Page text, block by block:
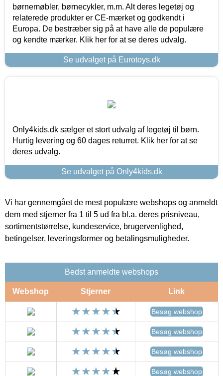
børnemøbler, børnecykler, m.m. Alt deres legetøj og
relaterede produkter er CE-mærket og godkendt i
Europa. De bestræber sig på at have alle de populære
og kendte mærker. Klik her for at se deres udvalg.
Se udvalget på Eurotoys.dk
Only4kids.dk sælger et stort udvalg af legetøj til børn.
Hurtig levering og 60 dages returret. Klik her for at se
deres udvalg.
Se udvalget på Only4kids.dk
Vi har gennemgået de mest populære webshops og anmeldt
dem med stjerner fra 1 til 5 ud fra bl.a. deres prisniveau,
sortimentstørrelse, kundeservice, brugervenlighed,
betingelser, leveringsformer og betalingsmuligheder.
Bedst anmeldte webshops
Webshop Stjerner Link
Besøg webshop
Besøg webshop
Besøg webshop
Besøg webshop